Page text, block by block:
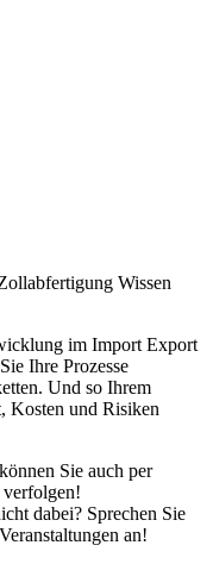
Wissen
im Import Export
Ihre Prozesse
Und so Ihrem
Kosten und Risiken
Sie auch per
verfolgen!
dabei? Sprechen Sie
an!